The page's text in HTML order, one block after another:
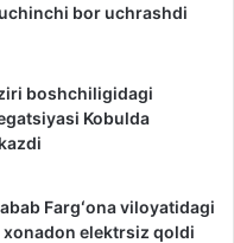
bor uchrashdi
boshchiligidagi
Kobulda
Fargʻona viloyatidagi
elektrsiz qoldi